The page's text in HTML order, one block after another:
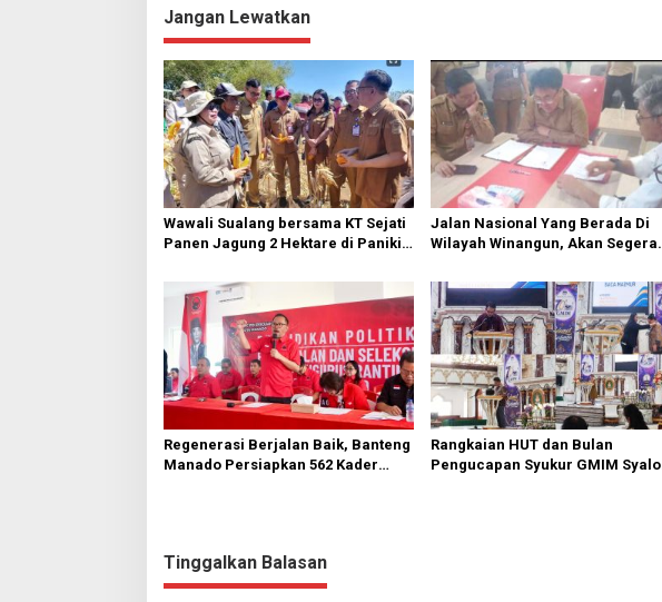
p
o
s
Jangan Lewatkan
Wawali Sualang bersama KT Sejati
Panen Jagung 2 Hektare di Paniki
Jalan Nasional Yang Berada Di
Wilayah Winangun, Akan Segera
Regenerasi Berjalan Baik, Banteng
Manado Persiapkan 562 Kader
Rangkaian HUT dan Bulan
Pengucapan Syukur GMIM
Tinggalkan Balasan